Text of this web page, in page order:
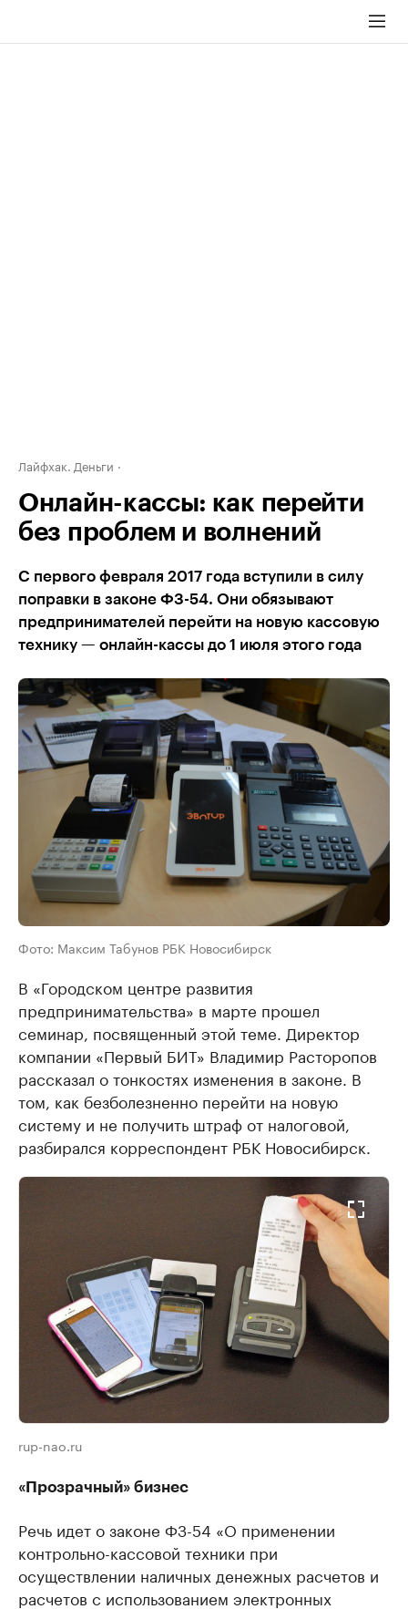
Лайфхак. Деньги
Онлайн-кассы: как перейти
без проблем и волнений
С первого февраля 2017 года вступили в силу
поправки в законе ФЗ-54. Они обязывают
предпринимателей перейти на новую кассовую
технику — онлайн-кассы до 1 июля этого года
Фото: Максим Табунов РБК Новосибирск
В «Городском центре развития
предпринимательства» в марте прошел
семинар, посвященный этой теме. Директор
компании «Первый БИТ» Владимир Расторопов
рассказал о тонкостях изменения в законе. В
том, как безболезненно перейти на новую
систему и не получить штраф от налоговой,
разбирался корреспондент РБК Новосибирск.
rup-nao.ru
«Прозрачный» бизнес
Речь идет о законе ФЗ-54 «О применении
контрольно-кассовой техники при
осуществлении наличных денежных расчетов и
расчетов с использованием электронных